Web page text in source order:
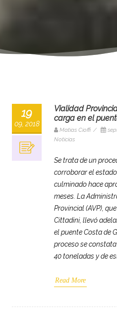
19
09, 2018
Vialidad
carga en el
Matias Cioffi /
Noticias
Se trata de un
corroborar el
culminado hace
meses. La
Provincial (AVP),
Cittadini, llevó
el puente Costa de
proceso se
40 toneladas y de
Read More